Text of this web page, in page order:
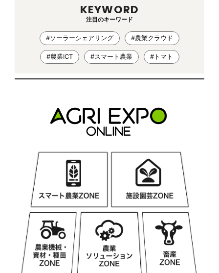
KEYWORD
注目のキーワード
#ソーラーシェアリング #農業クラウド
#農業ICT #スマート農業 #トマト